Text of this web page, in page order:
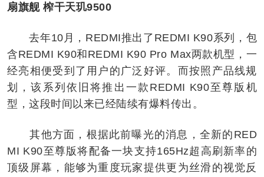
扇旗舰 榨干天玑9500
去年10月，REDMI推出了REDMI K90系列，包
含REDMI K90和REDMI K90 Pro Max两款机型，一
经亮相便受到了用户的广泛好评。而按照产品线规
划，该系列依旧将推出一款REDMI K90至尊版机
型，这段时间以来已经陆续有爆料传出。
其他方面，根据此前曝光的消息，全新的RED
MI K90至尊版将配备一块支持165Hz超高刷新率的
顶级屏幕，能够为重度玩家提供更为丝滑的视觉反